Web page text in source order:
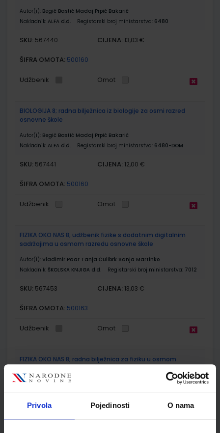
Privola Pojedinosti O nama
Autor(i): Begić Bastić Madaj Prpić Bakarić
Nakladnik: ALFA d.d. Registarski broj ministarstva: 6480
SKU: 567440 CIJENA: 13,03 €
ŠIFRA OMOTA: 500160
Udžbenik Omot
BIOLOGIJA 8; radna bilježnica iz biologije za osmi razred
osnovne škole
Autor(i): Begić Bastić Madaj Prpić Bakarić
Nakladnik: ALFA d.d. Registarski broj ministarstva: 6480-DOM
SKU: 567441 CIJENA: 12,00 €
ŠIFRA OMOTA: 500160
Udžbenik Omot
FIZIKA OKO NAS 8; udžbenik fizike s dodatnim digitalnim
sadržajima u osmom razredu osnovne škole
Autor(i): Vladimir Paar Tanja Ćulibrk Sanja Martinko
Nakladnik: ŠKOLSKA KNJIGA d.d. Registarski broj ministarstva: 7012
SKU: 567453 CIJENA: 13,03 €
ŠIFRA OMOTA: 500163
Udžbenik Omot
FIZIKA OKO NAS 8; radna bilježnica za fiziku u osmom
Autor(i):
Paar Ćulibrk Klaić Martinko Sila Tušek Vrhovec
Nakladnik:ŠKOLSKA KNJIGA d.d. Registarski broj ministarstva:7012-
DOM
SKU:567454